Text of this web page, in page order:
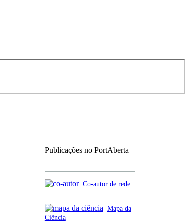
Publicações no PortAberta
Co-autor de rede
Mapa da
Ciência